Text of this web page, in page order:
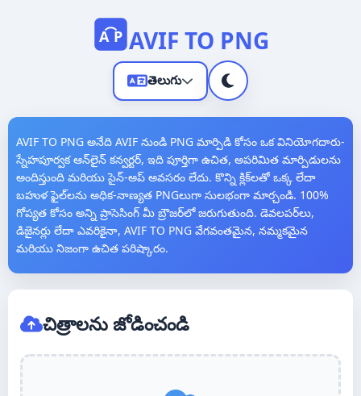
A P AVIF TO PNG
తెలుగు
English
Español
العربية
AVIF TO PNG అనేది AVIF నుండి PNG మార్పిడి కోసం ఒక వినియోగదారు-
స్నేహపూర్వక ఆన్‌లైన్ కన్వర్టర్, ఇది పూర్తిగా ఉచిత, అపరిమిత మార్పిడులను
అందిస్తుంది మరియు సైన్-అప్ అవసరం లేదు. కొన్ని క్లిక్‌లతో ఒక్క లేదా
బహుళ ఫైల్‌లను అధిక-నాణ్యత PNGలుగా సులభంగా మార్చండి. 100%
గోప్యత కోసం అన్ని ప్రాసెసింగ్ మీ బ్రౌజర్‌లో జరుగుతుంది. డెవలపర్‌లు,
డిజైనర్లు లేదా ఎవరికైనా, AVIF TO PNG వేగవంతమైన, నమ్మకమైన
మరియు నిజంగా ఉచిత పరిష్కారం.
చిత్రాలను జోడించండి